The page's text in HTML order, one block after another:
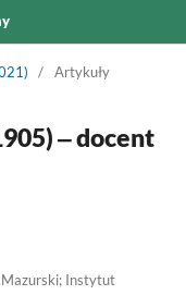
/ Artykuły
‒ docent
Instytut